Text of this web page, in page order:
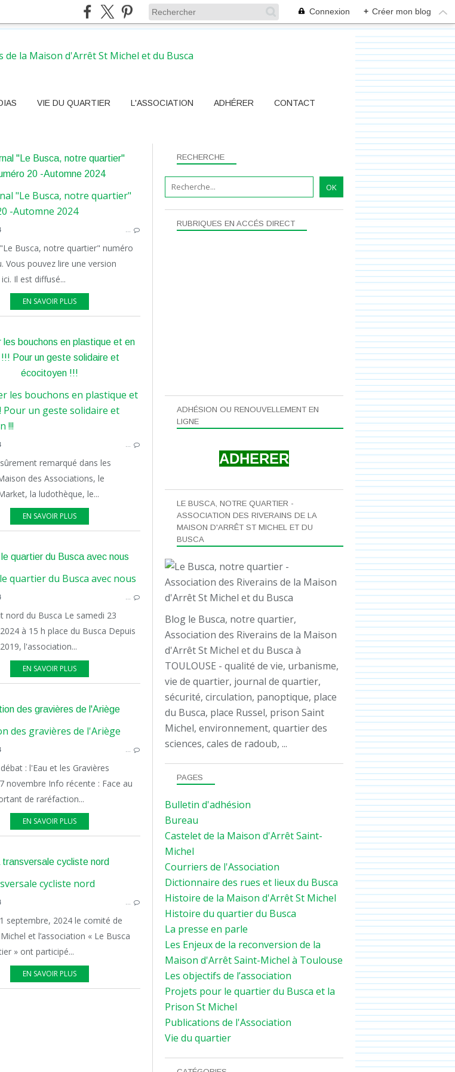
Connexion + Créer mon blog
VIE DU QUARTIER L'ASSOCIATION ADHÉRER CONTACT
"Le Busca, notre quartier"
20 -Automne 2024
…
Busca, notre quartier" numéro
Vous pouvez lire une version
Il est diffusé...
EN SAVOIR PLUS
les bouchons en plastique et en
!!! Pour un geste solidaire et
écocitoyen !!!
…
remarqué dans les
des Associations, le
la ludothèque, le...
EN SAVOIR PLUS
quartier du Busca avec nous
HISTORIQUE
QUARTIER
…
nord du Busca Le samedi 23
à 15 h place du Busca Depuis
l'association...
EN SAVOIR PLUS
des gravières de l'Ariège
ENVIRONNEMENT
…
: l'Eau et les Gravières
novembre Info récente : Face au
de raréfaction...
EN SAVOIR PLUS
transversale cycliste nord
ENVIRONNEMENT
PROJET
QUARTIER
…
septembre, 2024 le comité de
et l’association « Le Busca
» ont participé...
EN SAVOIR PLUS
ENVIRONNEMENT
QUARTIER
RECHERCHE
LE BUSCA, NOTRE QUARTIER -
ASSOCIATION DES RIVERAINS DE LA
MAISON D'ARRÊT ST MICHEL ET DU
BUSCA
Blog le Busca, notre quartier,
Association des Riverains de la Maison
d'Arrêt St Michel et du Busca à
TOULOUSE - qualité de vie, urbanisme,
vie de quartier, journal de quartier,
sécurité, circulation, panoptique, place
du Busca, place Russel, prison Saint
Michel, environnement, quartier des
sciences, cales de radoub, ...
PAGES
Bulletin d'adhésion
Bureau
Castelet de la Maison d'Arrêt Saint-
Michel
Courriers de l'Association
Dictionnaire des rues et lieux du Busca
Histoire de la Maison d'Arrêt St Michel
Histoire du quartier du Busca
La presse en parle
Les Enjeux de la reconversion de la
Maison d'Arrêt Saint-Michel à Toulouse
Les objectifs de l’association
Projets pour le quartier du Busca et la
Prison St Michel
Publications de l'Association
Vie du quartier
ADHÉSION OU RENOUVELLEMENT EN
LIGNE
ADHERER
RUBRIQUES EN ACCÉS DIRECT